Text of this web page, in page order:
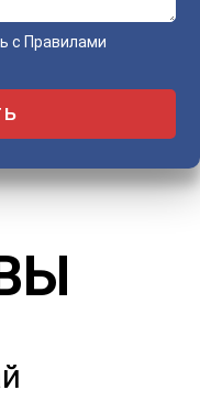
с Правилами